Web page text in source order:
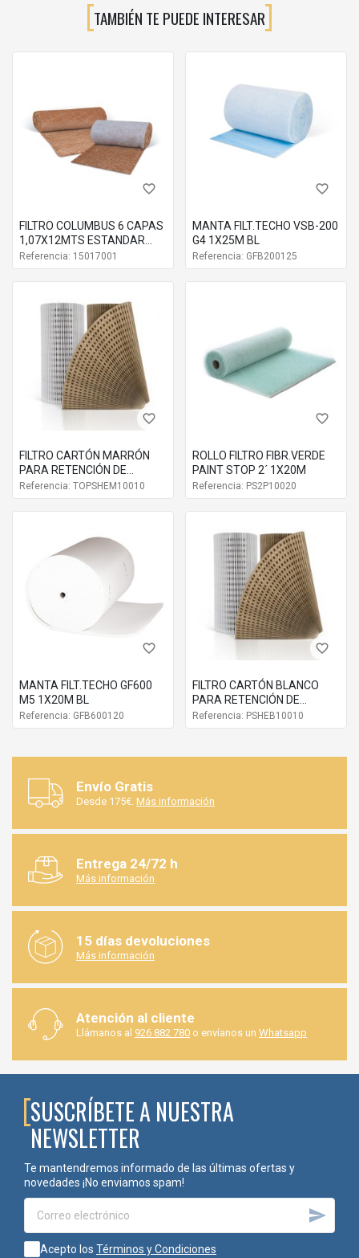
TAMBIÉN TE PUEDE INTERESAR
favorite_border
FILTRO COLUMBUS 6 CAPAS
1,07X12MTS ESTANDAR
000001977
Referencia: 15017001
favorite_border
MANTA FILT.TECHO VSB-200
G4 1X25M BL
Referencia: GFB200125
favorite_border
FILTRO CARTÓN MARRÓN
PARA RETENCIÓN DE
PINTURA EN MURO DE
FILTRACIÓN PARA CABINA
Referencia: TOPSHEM10010
favorite_border
ROLLO FILTRO FIBR.VERDE
PAINT STOP 2´ 1X20M
Referencia: PS2P10020
favorite_border
MANTA FILT.TECHO GF600
M5 1X20M BL
Referencia: GFB600120
favorite_border
FILTRO CARTÓN BLANCO
PARA RETENCIÓN DE
PINTURA HIDROSOLUBLE EN
MURO DE FILTRACIÓN PARA
Referencia: PSHEB10010
Envío Gratis
Desde 175€. Más información
Entrega 24/72 h
Más información
15 días devoluciones
Más información
Atención al cliente
Llámanos al 926 882 780 o envíanos un Whatsapp
SUSCRÍBETE A NUESTRA
NEWSLETTER
Te mantendremos informado de las últimas ofertas y
novedades ¡No enviamos spam!

Acepto los Términos y Condiciones